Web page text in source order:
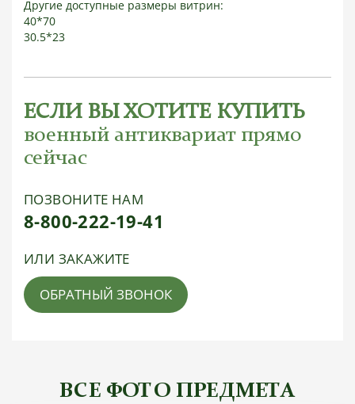
Другие доступные размеры витрин:
40*70
30.5*23
ЕСЛИ ВЫ ХОТИТЕ КУПИТЬ
военный антиквариат прямо
сейчас
ПОЗВОНИТЕ НАМ
8-800-222-19-41
ИЛИ ЗАКАЖИТЕ
ОБРАТНЫЙ ЗВОНОК
ВСЕ ФОТО ПРЕДМЕТА